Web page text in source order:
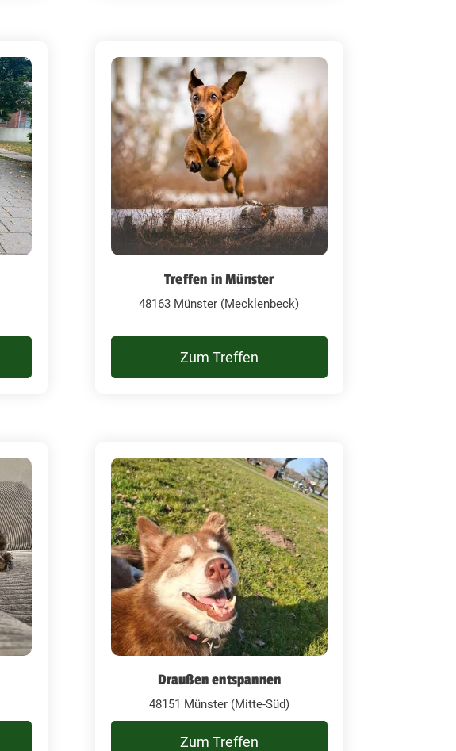
Treffen in Münster
48163 Münster (Mecklenbeck)
Zum Treffen
Draußen entspannen
48151 Münster (Mitte-Süd)
Zum Treffen